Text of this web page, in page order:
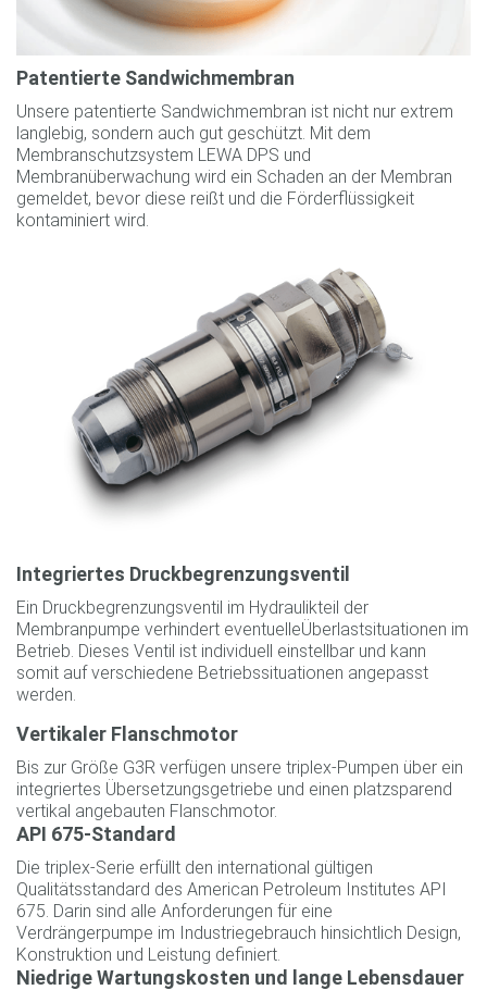
Patentierte Sandwichmembran
Unsere patentierte Sandwichmembran ist nicht nur extrem
langlebig, sondern auch gut geschützt. Mit dem
Membranschutzsystem LEWA DPS und
Membranüberwachung wird ein Schaden an der Membran
gemeldet, bevor diese reißt und die Förderflüssigkeit
kontaminiert wird.
Integriertes Druckbegrenzungsventil
Ein Druckbegrenzungsventil im Hydraulikteil der
Membranpumpe verhindert eventuelleÜberlastsituationen im
Betrieb. Dieses Ventil ist individuell einstellbar und kann
somit auf verschiedene Betriebssituationen angepasst
werden.
Vertikaler Flanschmotor
Bis zur Größe G3R verfügen unsere triplex-Pumpen über ein
integriertes Übersetzungsgetriebe und einen platzsparend
vertikal angebauten Flanschmotor.
API 675-Standard
Die triplex-Serie erfüllt den international gültigen
Qualitätsstandard des American Petroleum Institutes API
675. Darin sind alle Anforderungen für eine
Verdrängerpumpe im Industriegebrauch hinsichtlich Design,
Konstruktion und Leistung definiert.
Niedrige Wartungskosten und lange Lebensdauer